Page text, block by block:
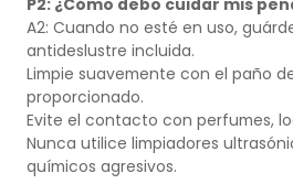
A2: Cuando no esté en uso,
antideslustre incluida.
Limpie suavemente con el paño
proporcionado.
Evite el contacto con perfumes,
Nunca utilice limpiadores
químicos agresivos.